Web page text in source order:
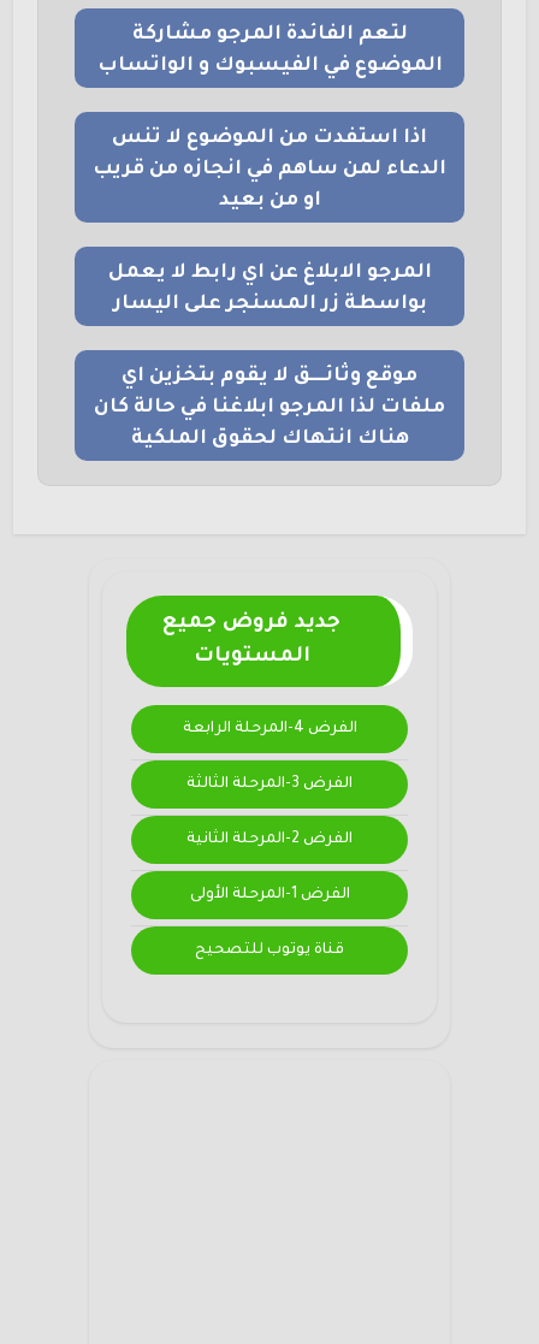
لتعم الفائدة المرجو مشاركة
الموضوع في الفيسبوك و الواتساب
اذا استفدت من الموضوع لا تنس
الدعاء لمن ساهم في انجازه من قريب
او من بعيد
المرجو الابلاغ عن اي رابط لا يعمل
بواسطة زر المسنجر على اليسار
موقع وثائــــق لا يقوم بتخزين اي
ملفات لذا المرجو ابلاغنا في حالة كان
هناك انتهاك لحقوق الملكية
جديد فروض جميع
المستويات
الفرض 4-المرحلة الرابعة
الفرض 3-المرحلة الثالثة
الفرض 2-المرحلة الثانية
الفرض 1-المرحلة الأولى
قناة يوتوب للتصحيح